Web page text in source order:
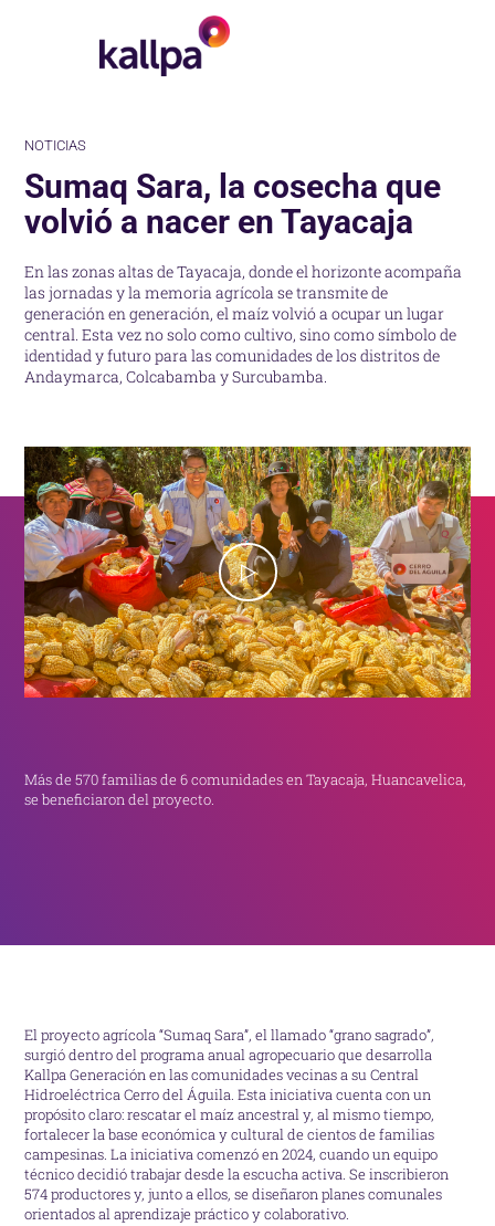
NOTICIAS
Sumaq Sara, la cosecha que
volvió a nacer en Tayacaja
En las zonas altas de Tayacaja, donde el horizonte acompaña
las jornadas y la memoria agrícola se transmite de
generación en generación, el maíz volvió a ocupar un lugar
central. Esta vez no solo como cultivo, sino como símbolo de
identidad y futuro para las comunidades de los distritos de
Andaymarca, Colcabamba y Surcubamba.
Más de 570 familias de 6 comunidades en Tayacaja, Huancavelica,
se beneficiaron del proyecto.
El proyecto agrícola “Sumaq Sara”, el llamado “grano sagrado”,
surgió dentro del programa anual agropecuario que desarrolla
Kallpa Generación en las comunidades vecinas a su Central
Hidroeléctrica Cerro del Águila. Esta iniciativa cuenta con un
propósito claro: rescatar el maíz ancestral y, al mismo tiempo,
fortalecer la base económica y cultural de cientos de familias
campesinas. La iniciativa comenzó en 2024, cuando un equipo
técnico decidió trabajar desde la escucha activa. Se inscribieron
574 productores y, junto a ellos, se diseñaron planes comunales
orientados al aprendizaje práctico y colaborativo.